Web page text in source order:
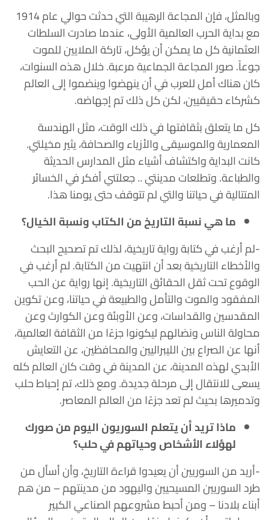
وبالمثل، فإن المجاعة الرهيبة التي حدثت حوالي عام 1914
مع بداية الحرب العالمية الأولى، عندما صادرت السلطات
العثمانية كل ما يمكن أن يؤكل، تاركة الملايين للموت
جوعاً. صور المجاعة الجماعية مرعبة. خلال هذه السنوات،
كان هناك أمل للعرب في أن ينهضوا وينضموا إلى العالم
كشركاء حقيقيين، لكن كل ذلك تم إجهاضه.
كل ما يتعلق بثقافتها في ذلك الوقت، مثل الهندسة
المعمارية والموسيقى والأزياء والصحافة، يثير مخيلتي.
كانت البداية واكتشاف أشياء مثل المدارس الحديثة
والطباعة. وتطلعات مدينتي .. جعلتني أفكر في الخسائر
المتتالية في حياتنا والتي لم تتوقف حتى يومنا هذا.
ما هي نسبة التاريخ من الكتاب ونسبة الخيال؟
-لم أرغب في كتابة رواية تاريخية، لذلك تم تصحيح البحث
والأخطاء التاريخية بعد أن انتهيت من الكتابة. لم أرغب في
الوقوع تحت ثقل الحقائق التاريخية. إنها رواية عن الحب
المفقود والموت والتأمل والطبيعة في حياتنا، وعن تكوين
المقدسين والقداسات، وعن الأوبئة وعن الكوارث وعن
محاولة الناس ونضالهم ليكونوا جزءًا من الثقافة العالمية،
أنها عن الصراع بين الليبراليين والمحافظين، عن التعايش
الأبدي لهذه المدينة، عن المدينة في وقت كان العالم كله
يسعى للانتقال إلى مرحلة جديدة. ومع ذلك، تم إحباط حلب
وتدميرها بحيث لم تعد جزءًا من العالم المعاصر.
ماذا تريد أن يتعلم السوريون اليوم من صورك
لهؤلاء الأشخاص وحياتهم في حلب؟
-أريد من السوريين أن يعيدوا قراءة التاريخ، وأن أسأل من
طرد السوريين المسيحيين واليهود من مدينتهم – من هم
أبناء بلادنا – ومن أحبط مشروعهم الصناعي الكبير